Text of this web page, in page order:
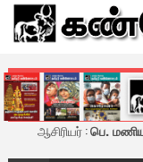
ஆசிரியர் :பெ.